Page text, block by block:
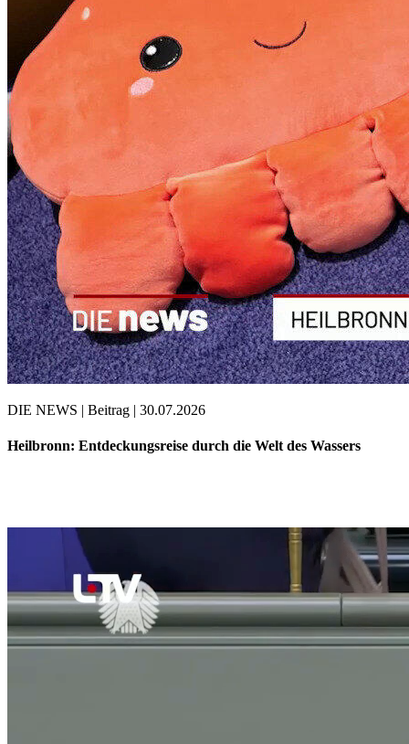
DIE NEWS | Beitrag | 30.07.2026
Heilbronn: Entdeckungsreise durch die Welt des Wassers